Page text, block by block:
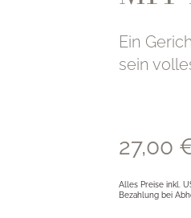
Ein
sein
27,00
Alles Preise inkl.
Bezahlung bei